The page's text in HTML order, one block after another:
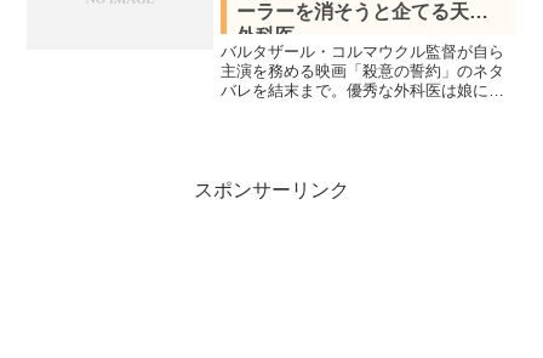
ーラーを消そうと企てる天才
外科医
バルタザール・コルマウクル監督が自ら
主演を務める映画「殺意の誓約」のネタ
バレを結末まで。優秀な外科医は娘に近
画する。
スポンサーリンク